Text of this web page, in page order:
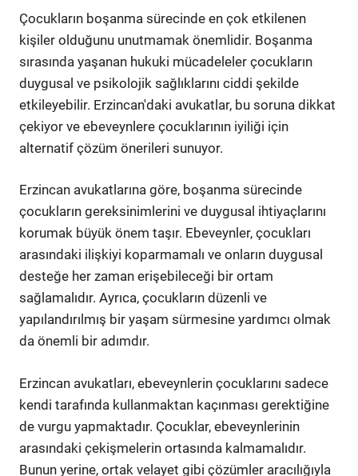
Çocukların boşanma sürecinde en çok etkilenen
kişiler olduğunu unutmamak önemlidir. Boşanma
sırasında yaşanan hukuki mücadeleler çocukların
duygusal ve psikolojik sağlıklarını ciddi şekilde
etkileyebilir. Erzincan'daki avukatlar, bu soruna dikkat
çekiyor ve ebeveynlere çocuklarının iyiliği için
alternatif çözüm önerileri sunuyor.
Erzincan avukatlarına göre, boşanma sürecinde
çocukların gereksinimlerini ve duygusal ihtiyaçlarını
korumak büyük önem taşır. Ebeveynler, çocukları
arasındaki ilişkiyi koparmamalı ve onların duygusal
desteğe her zaman erişebileceği bir ortam
sağlamalıdır. Ayrıca, çocukların düzenli ve
yapılandırılmış bir yaşam sürmesine yardımcı olmak
da önemli bir adımdır.
Erzincan avukatları, ebeveynlerin çocuklarını sadece
kendi tarafında kullanmaktan kaçınması gerektiğine
de vurgu yapmaktadır. Çocuklar, ebeveynlerinin
arasındaki çekişmelerin ortasında kalmamalıdır.
Bunun yerine, ortak velayet gibi çözümler aracılığıyla